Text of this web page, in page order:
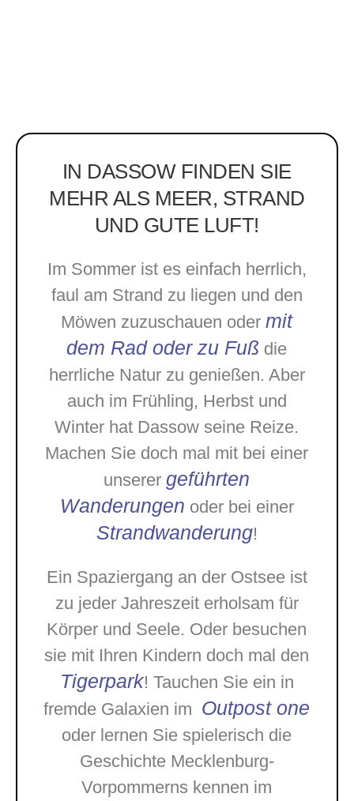
IN DASSOW FINDEN SIE
MEHR ALS MEER, STRAND
UND GUTE LUFT!
Im Sommer ist es einfach herrlich,
faul am Strand zu liegen und den
Möwen zuzuschauen odermit
dem Rad oder zu Fuß die
herrliche Natur zu genießen. Aber
auch im Frühling, Herbst und
Winter hat Dassow seine Reize.
Machen Sie doch mal mit bei einer
unserer geführten
Wanderungen oder bei einer
Strandwanderung!
Ein Spaziergang an der Ostsee ist
zu jeder Jahreszeit erholsam für
Körper und Seele. Oder besuchen
sie mit Ihren Kindern doch mal den
Tigerpark! Tauchen Sie ein in
fremde Galaxien im Outpost one
oder lernen Sie spielerisch die
Geschichte Mecklenburg-
Vorpommerns kennen im